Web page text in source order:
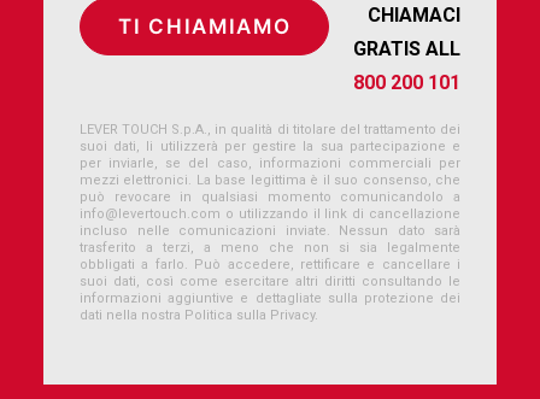
CHIAMACI
GRATIS ALL
800 200 101
LEVER TOUCH S.p.A., in qualità di titolare del trattamento dei
suoi dati, li utilizzerà per gestire la sua partecipazione e
per inviarle, se del caso, informazioni commerciali per
mezzi elettronici. La base legittima è il suo consenso, che
può revocare in qualsiasi momento comunicandolo a
info@levertouch.com o utilizzando il link di cancellazione
incluso nelle comunicazioni inviate. Nessun dato sarà
trasferito a terzi, a meno che non si sia legalmente
obbligati a farlo. Può accedere, rettificare e cancellare i
suoi dati, così come esercitare altri diritti consultando le
informazioni aggiuntive e dettagliate sulla protezione dei
dati nella nostra Politica sulla Privacy.